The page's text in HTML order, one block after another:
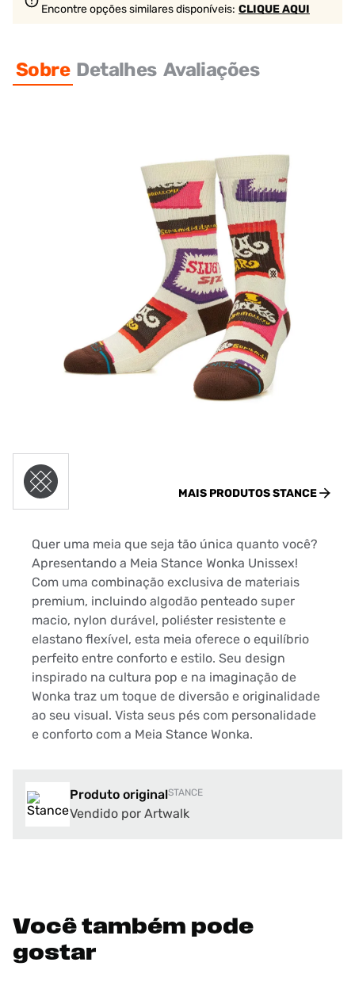
Encontre opções similaresdisponíveis: CLIQUE AQUI
Sobre Detalhes Avaliações
MAIS PRODUTOSSTANCE
Quer uma meia que seja tão única quanto você?
Apresentando a Meia Stance Wonka Unissex!
Com uma combinação exclusiva de materiais
premium, incluindo algodão penteado super
macio, nylon durável, poliéster resistente e
elastano flexível, esta meia oferece o equilíbrio
perfeito entre conforto e estilo. Seu design
inspirado na cultura pop e na imaginação de
Wonka traz um toque de diversão e originalidade
ao seu visual. Vista seus pés com personalidade
e conforto com a Meia Stance Wonka.
Produto originalSTANCE
Vendido por Artwalk
Você também pode
gostar